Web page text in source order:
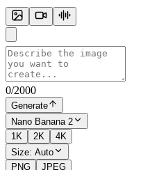
0/2000
Generate
Nano Banana 2
1K
2K
4K
Size: Auto
PNG
JPEG